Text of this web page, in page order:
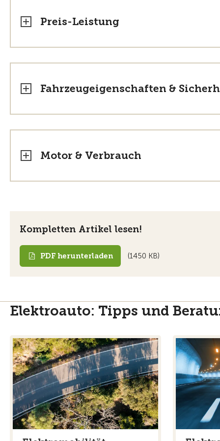
Preis-Leistung
Fahrzeugeigenschaften &
Motor & Verbrauch
Kompletten Artikel lesen!
PDF herunterladen (1450 KB)
Elektroauto: Tipps und